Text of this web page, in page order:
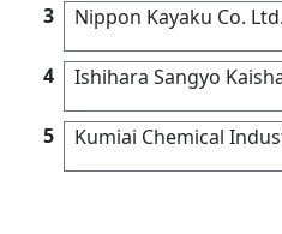
3 Nippon Kayaku Co. Ltd.
4 Ishihara Sangyo
5 Kumiai Chemical